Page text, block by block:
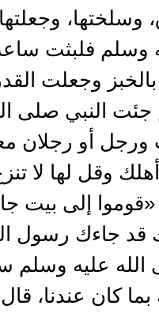
وسلختها،
فلبثت ساعة،
وجعلت
جئت النبي صلى
ورجل أو رجلان
وقل لها لا تنزع
إلى بيت
قد جاءك رسول
الله عليه وسلم
بما كان